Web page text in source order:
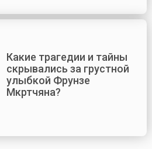
Какие трагедии и тайны
скрывались за грустной
улыбкой Фрунзе
Мкртчяна?